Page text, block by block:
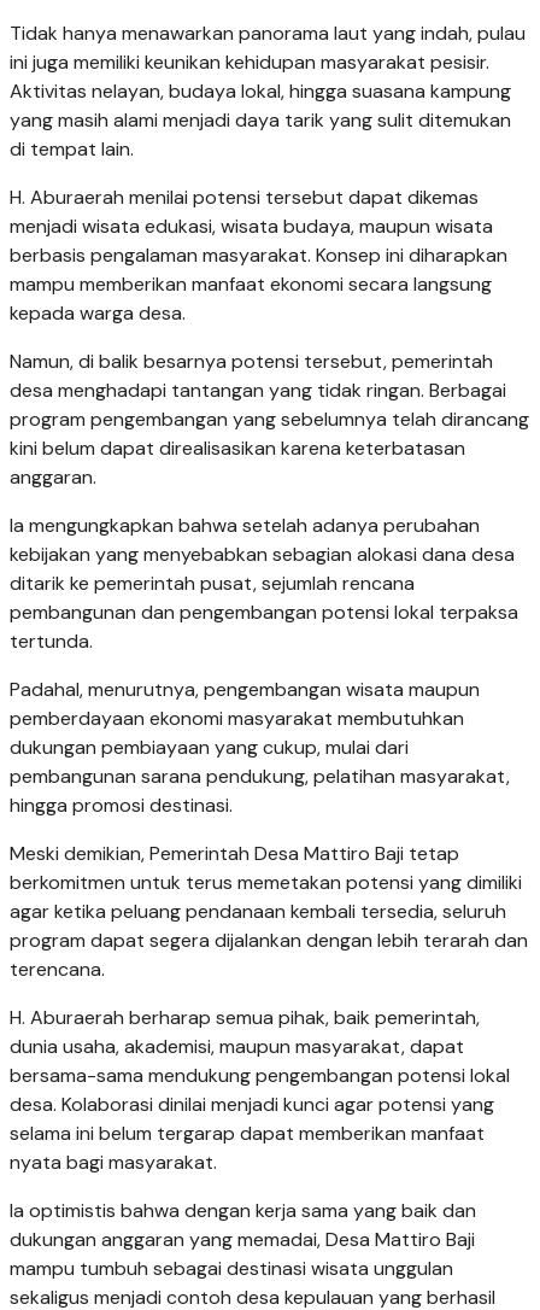
Tidak hanya menawarkan panorama laut yang indah, pulau
ini juga memiliki keunikan kehidupan masyarakat pesisir.
Aktivitas nelayan, budaya lokal, hingga suasana kampung
yang masih alami menjadi daya tarik yang sulit ditemukan
di tempat lain.
H. Aburaerah menilai potensi tersebut dapat dikemas
menjadi wisata edukasi, wisata budaya, maupun wisata
berbasis pengalaman masyarakat. Konsep ini diharapkan
mampu memberikan manfaat ekonomi secara langsung
kepada warga desa.
Namun, di balik besarnya potensi tersebut, pemerintah
desa menghadapi tantangan yang tidak ringan. Berbagai
program pengembangan yang sebelumnya telah dirancang
kini belum dapat direalisasikan karena keterbatasan
anggaran.
Ia mengungkapkan bahwa setelah adanya perubahan
kebijakan yang menyebabkan sebagian alokasi dana desa
ditarik ke pemerintah pusat, sejumlah rencana
pembangunan dan pengembangan potensi lokal terpaksa
tertunda.
Padahal, menurutnya, pengembangan wisata maupun
pemberdayaan ekonomi masyarakat membutuhkan
dukungan pembiayaan yang cukup, mulai dari
pembangunan sarana pendukung, pelatihan masyarakat,
hingga promosi destinasi.
Meski demikian, Pemerintah Desa Mattiro Baji tetap
berkomitmen untuk terus memetakan potensi yang dimiliki
agar ketika peluang pendanaan kembali tersedia, seluruh
program dapat segera dijalankan dengan lebih terarah dan
terencana.
H. Aburaerah berharap semua pihak, baik pemerintah,
dunia usaha, akademisi, maupun masyarakat, dapat
bersama-sama mendukung pengembangan potensi lokal
desa. Kolaborasi dinilai menjadi kunci agar potensi yang
selama ini belum tergarap dapat memberikan manfaat
nyata bagi masyarakat.
Ia optimistis bahwa dengan kerja sama yang baik dan
dukungan anggaran yang memadai, Desa Mattiro Baji
mampu tumbuh sebagai destinasi wisata unggulan
sekaligus menjadi contoh desa kepulauan yang berhasil